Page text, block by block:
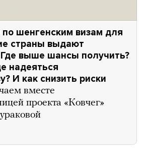
шенгенским визам для
страны выдают
выше шансы получить?
надеяться
И как снизить риски
вместе
проекта «Ковчег»